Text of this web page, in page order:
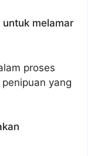
melamar
proses
yang